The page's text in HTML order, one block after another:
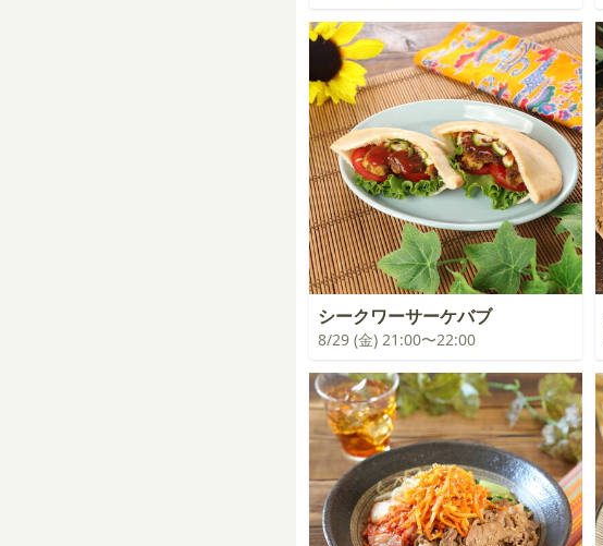
シークワーサーケバブ
8/29 (金) 21:00〜22:00